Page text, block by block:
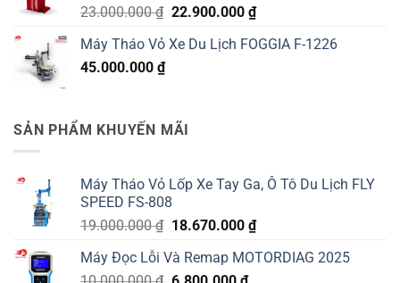
53.000.000 ₫.
23.000.000₫ Giá
là:
22.900.000 ₫Giá
tại
Máy Tháo Vỏ Xe Du Lịch FOGGIA F-1226
45.000.000 ₫
SẢN PHẨM KHUYẾN MÃI
Máy Tháo Vỏ Lốp Xe Tay Ga, Ô Tô Du Lịch FLY
SPEED FS-808
19.000.000₫ Giá
là:
18.670.000 ₫Giá
tại
Máy Đọc Lỗi Và Remap MOTORDIAG 2025